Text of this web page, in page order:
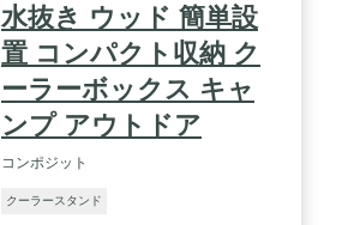
水抜き ウッド 簡単設
置 コンパクト収納 ク
ーラーボックス キャ
ンプ アウトドア
コンポジット
クーラースタンド